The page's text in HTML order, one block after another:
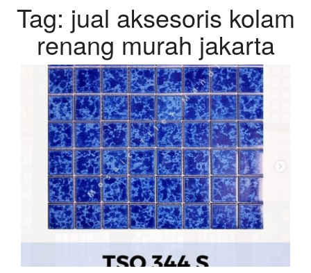
Tag: jual aksesoris kolam
renang murah jakarta